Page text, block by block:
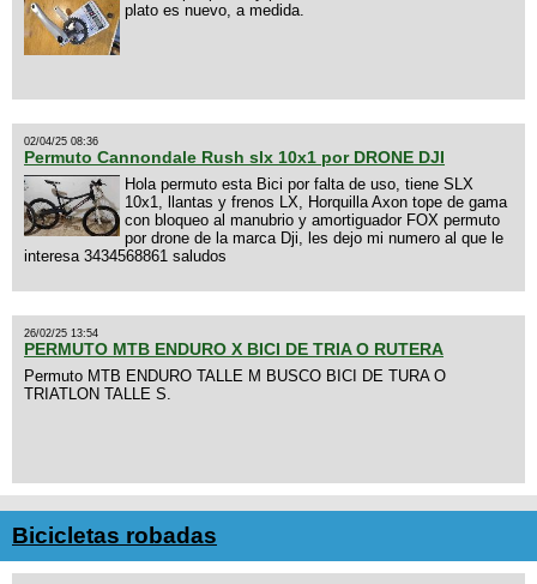
plato es nuevo, a medida.
02/04/25 08:36
Permuto Cannondale Rush slx 10x1 por DRONE DJI
Hola permuto esta Bici por falta de uso, tiene SLX
10x1, llantas y frenos LX, Horquilla Axon tope de gama
con bloqueo al manubrio y amortiguador FOX permuto
por drone de la marca Dji, les dejo mi numero al que le
interesa 3434568861 saludos
26/02/25 13:54
PERMUTO MTB ENDURO X BICI DE TRIA O RUTERA
Permuto MTB ENDURO TALLE M BUSCO BICI DE TURA O
TRIATLON TALLE S.
Bicicletas robadas